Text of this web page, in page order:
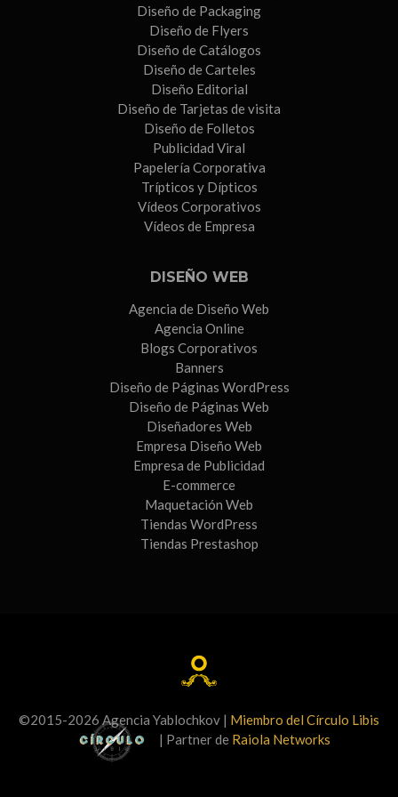
Diseño de Packaging
Diseño de Flyers
Diseño de Catálogos
Diseño de Carteles
Diseño Editorial
Diseño de Tarjetas de visita
Diseño de Folletos
Publicidad Viral
Papelería Corporativa
Trípticos y Dípticos
Vídeos Corporativos
Vídeos de Empresa
DISEÑO WEB
Agencia de Diseño Web
Agencia Online
Blogs Corporativos
Banners
Diseño de Páginas WordPress
Diseño de Páginas Web
Diseñadores Web
Empresa Diseño Web
Empresa de Publicidad
E-commerce
Maquetación Web
Tiendas WordPress
Tiendas Prestashop
©2015-2026 Agencia Yablochkov | Miembro del Círculo Libis
| Partner de Raiola Networks